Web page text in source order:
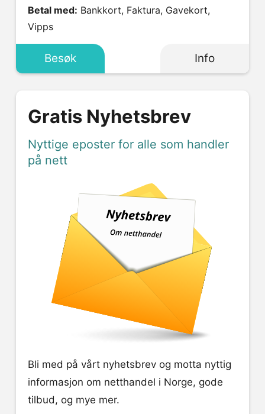
Betal med:
Vipps
Besøk Info
Gratis Nyhetsbrev
Nyttige eposter for alle som handler
på nett
Bli med på vårt nyhetsbrev og motta nyttig
informasjon om netthandel i Norge, gode
tilbud, og mye mer.